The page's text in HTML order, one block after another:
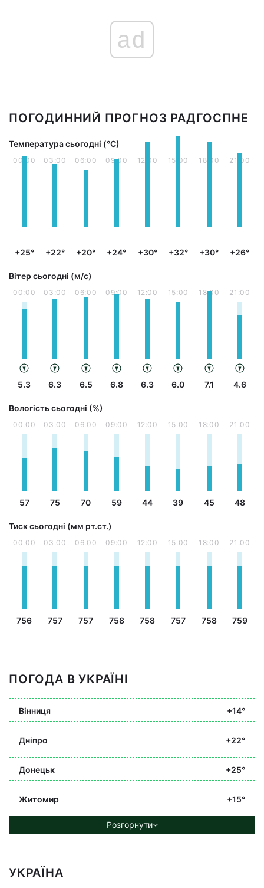
ad
ПОГОДИННИЙ ПРОГНОЗ РАДГОСПНЕ
Температура сьогодні (°С)
00:00
+25°
03:00
+22°
06:00
+20°
09:00
+24°
12:00
+30°
15:00
+32°
18:00
+30°
21:00
+26°
Вітер сьогодні (м/с)
00:00
5.3
03:00
6.3
06:00
6.5
09:00
6.8
12:00
6.3
15:00
6.0
18:00
7.1
21:00
4.6
Вологість сьогодні (%)
00:00
57
03:00
75
06:00
70
09:00
59
12:00
44
15:00
39
18:00
45
21:00
48
Тиск сьогодні (мм рт.ст.)
00:00
756
03:00
757
06:00
757
09:00
758
12:00
758
15:00
757
18:00
758
21:00
759
ПОГОДА В УКРАЇНІ
Вінниця +14°
Дніпро +22°
Донецьк +25°
Житомир +15°
Розгорнути
УКРАЇНА